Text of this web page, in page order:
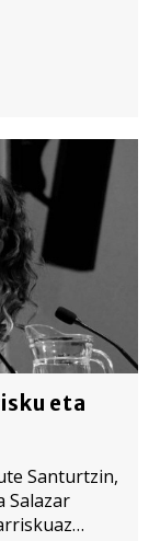
eta
Santurtzin,
Salazar